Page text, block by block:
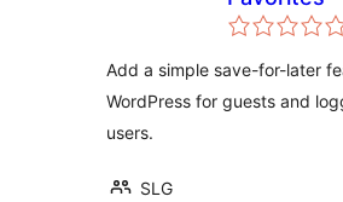
for Later &
Add a simple save-for-later
WordPress for guests and
users.
SLG